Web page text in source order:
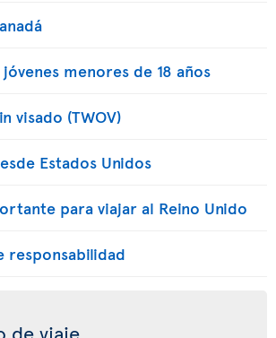
menores de 18 años
visado (TWOV)
Estados Unidos
para viajar al Reino Unido
responsabilidad
de viaje